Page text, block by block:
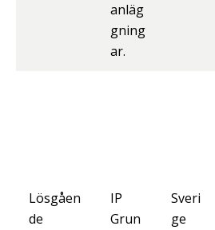
anläg
gning
ar.
Lösgåen
de
IP
Grun
Sveri
ge